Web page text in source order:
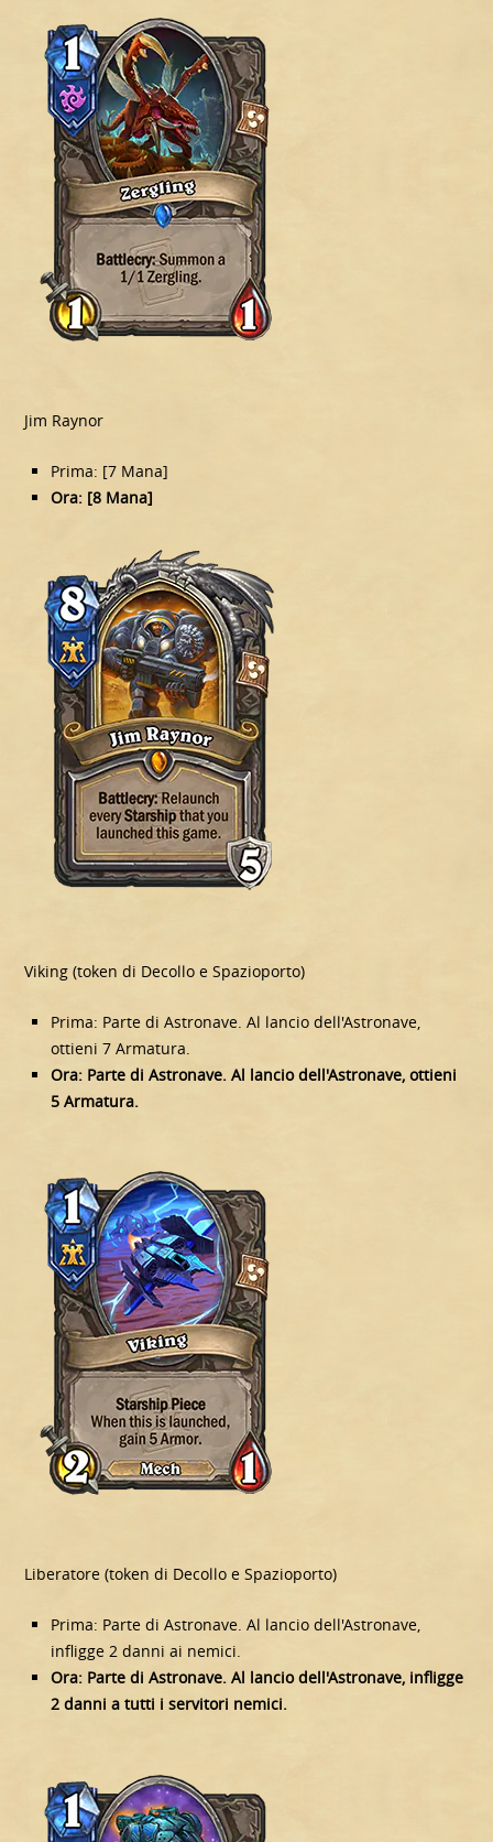
Jim Raynor
Prima: [7 Mana]
Ora: [8 Mana]
Viking (token di Decollo e Spazioporto)
Prima: Parte di Astronave. Al lancio dell'Astronave,
ottieni 7 Armatura.
Ora: Parte di Astronave. Al lancio dell'Astronave, ottieni
5 Armatura.
Liberatore (token di Decollo e Spazioporto)
Prima: Parte di Astronave. Al lancio dell'Astronave,
infligge 2 danni ai nemici.
Ora: Parte di Astronave. Al lancio dell'Astronave, infligge
2 danni a tutti i servitori nemici.